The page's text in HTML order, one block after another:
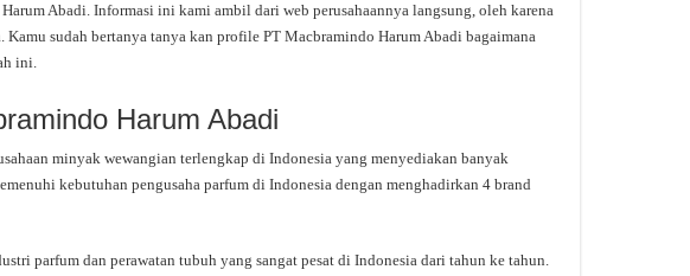
Abadi. Informasi ini kami ambil dari web perusahaannya langsung, oleh karena
sudah bertanya tanya kan profile PT Macbramindo Harum Abadi bagaimana
ini.
Harum Abadi
minyak wewangian terlengkap di Indonesia yang menyediakan banyak
kebutuhan pengusaha parfum di Indonesia dengan menghadirkan 4 brand
parfum dan perawatan tubuh yang sangat pesat di Indonesia dari tahun ke tahun.